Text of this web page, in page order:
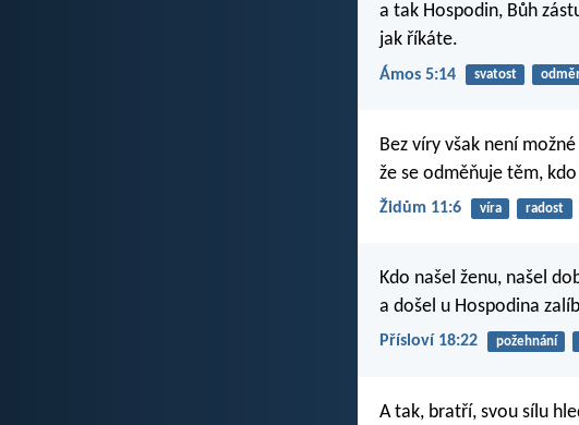
a tak Hospodin, Bůh
jak říkáte.
Ámos 5:14 svatost
Bez víry však není
že se odměňuje těm,
Židům 11:6 víra radost
Kdo našel ženu, našel
a došel u Hospodina
Přísloví 18:22 požehnání
A tak, bratří, svou sílu